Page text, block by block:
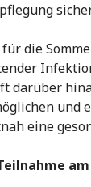
die
darüber
und
eine